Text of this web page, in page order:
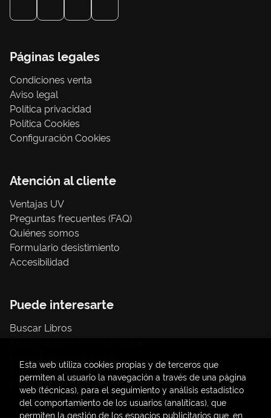
Páginas legales
Condiciones venta
Aviso legal
Política privacidad
Política Cookies
Configuración Cookies
Atención al cliente
Ventajas UV
Preguntas frecuentes (FAQ)
Quiénes somos
Formulario desistimiento
Accesibilidad
Puede interesarte
Buscar Libros
Papelería / material oficina
Consumo Sostenible
Esta web utiliza cookies propias y de terceros que
permiten al usuario la navegación a través de una página
web (técnicas), para el seguimiento y análisis estadístico
del comportamiento de los usuarios (analíticas), que
permiten la gestión de los espacios publicitarios que, en